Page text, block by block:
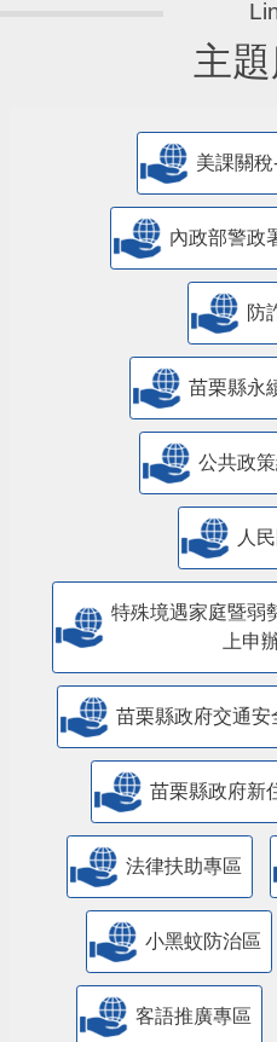
主
美課關
內政部警政
防
苗栗縣永
公共政
人
特殊境遇家庭暨弱
上申
苗栗縣政府交通安
苗栗縣政府新
法律扶助專區
小黑蚊防治區
客語推廣專區